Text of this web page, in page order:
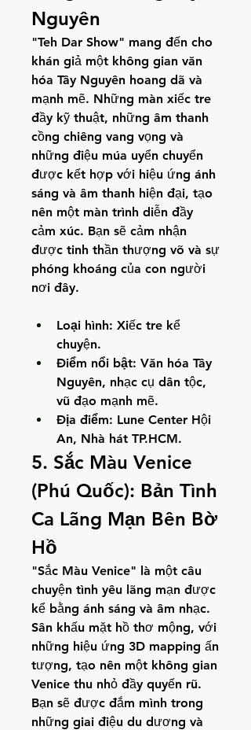
Nguyên
"Teh Dar Show" mang đến cho
khán giả một không gian văn
hóa Tây Nguyên hoang dã và
mạnh mẽ. Những màn xiếc tre
đầy kỹ thuật, những âm thanh
cồng chiêng vang vọng và
những điệu múa uyển chuyển
được kết hợp với hiệu ứng ánh
sáng và âm thanh hiện đại, tạo
nên một màn trình diễn đầy
cảm xúc. Bạn sẽ cảm nhận
được tinh thần thượng võ và sự
phóng khoáng của con người
nơi đây.
Loại hình: Xiếc tre kể
chuyện.
Điểm nổi bật: Văn hóa Tây
Nguyên, nhạc cụ dân tộc,
vũ đạo mạnh mẽ.
Địa điểm: Lune Center Hội
An, Nhà hát TP.HCM.
5. Sắc Màu Venice
(Phú Quốc): Bản Tình
Ca Lãng Mạn Bên Bờ
Hồ
"Sắc Màu Venice" là một câu
chuyện tình yêu lãng mạn được
kể bằng ánh sáng và âm nhạc.
Sân khấu mặt hồ thơ mộng, với
những hiệu ứng 3D mapping ấn
tượng, tạo nên một không gian
Venice thu nhỏ đầy quyến rũ.
Bạn sẽ được đắm mình trong
những giai điệu du dương và